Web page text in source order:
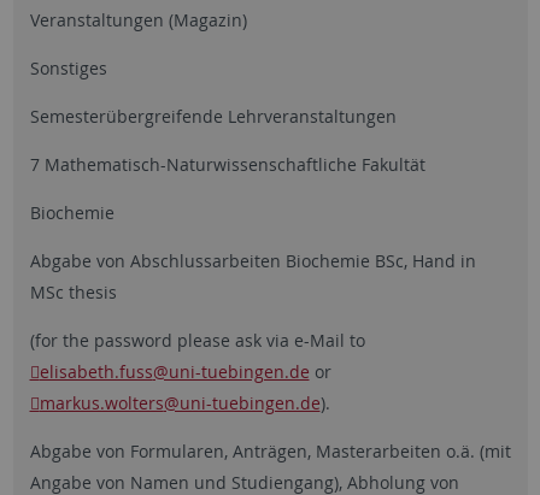
Veranstaltungen (Magazin)
Sonstiges
Semesterübergreifende Lehrveranstaltungen
7 Mathematisch-Naturwissenschaftliche Fakultät
Biochemie
Abgabe von Abschlussarbeiten Biochemie BSc, Hand in
MSc thesis
(for the password please ask via e-Mail to
elisabeth.fuss@uni-tuebingen.de or
markus.wolters@uni-tuebingen.de).
Abgabe von Formularen, Anträgen, Masterarbeiten o.ä. (mit
Angabe von Namen und Studiengang), Abholung von